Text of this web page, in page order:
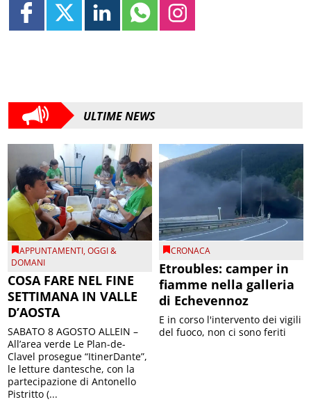
ULTIME NEWS
APPUNTAMENTI,OGGI &
DOMANI
COSA FARE NEL FINE
SETTIMANA IN VALLE
D’AOSTA
SABATO 8 AGOSTO ALLEIN –
All’area verde Le Plan-de-
Clavel prosegue “ItinerDante”,
le letture dantesche, con la
partecipazione di Antonello
Pistritto (...
CRONACA
Etroubles: camper in
fiamme nella galleria
di Echevennoz
E in corso l'intervento dei vigili
del fuoco, non ci sono feriti